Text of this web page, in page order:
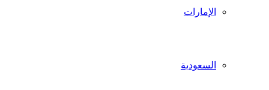
الإمارات
السعودية